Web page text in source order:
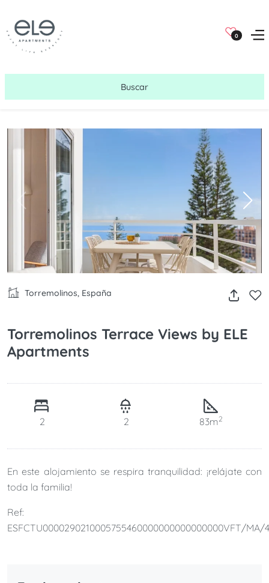
0
Buscar
Torremolinos, España
Torremolinos Terrace Views by ELE
Apartments
2 2 83m2
En este alojamiento se respira tranquilidad: ¡relájate con
toda la familia!
Ref:
ESFCTU0000290210005755460000000000000000VFT/MA/